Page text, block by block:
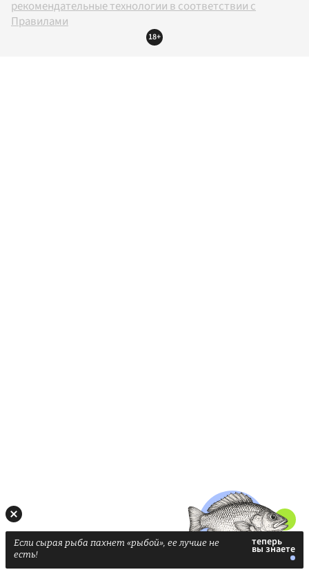
рекомендательные технологии в соответствии с
Правилами
18+
Если сырая рыба пахнет «рыбой», ее лучше не
есть!